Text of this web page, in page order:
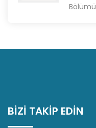
Bölümü
BİZİ TAKİP EDİN